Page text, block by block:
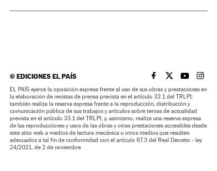
©EDICIONES EL PAÍS EL PAÍS BRASIL EN
EL PAÍSEL PAÍS
EL
EL PAÍS ejerce la oposición expresa frente al uso de sus obras y prestaciones en
la elaboración de revistas de prensa prevista en el artículo 32.1 del TRLPI;
también realiza la reserva expresa frente a la reproducción, distribución y
comunicación pública de sus trabajos y artículos sobre temas de actualidad
prevista en el artículo 33.1 del TRLPI; y, asimismo, realiza una reserva expresa
de las reproducciones y usos de las obras y otras prestaciones accesibles desde
este sitio web a medios de lectura mecánica u otros medios que resulten
adecuados a tal fin de conformidad con el artículo 67.3 del Real Decreto - ley
24/2021, de 2 de noviembre